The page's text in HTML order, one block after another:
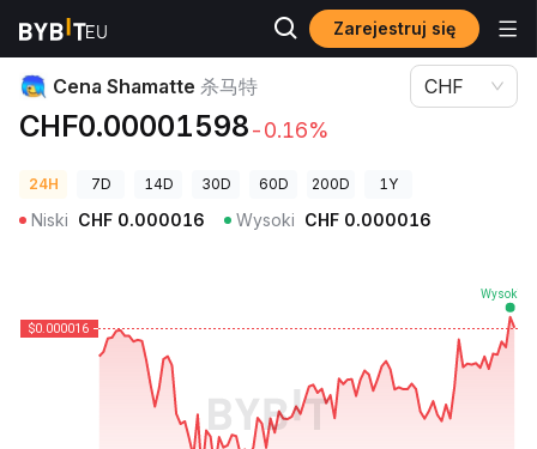
Zarejestruj się
Ceny kryptowalut Cena Shamatte 杀马特
Cena Shamatte 杀马特
CHF0.00001598-0.16%
CHF
24H 7D 14D 30D 60D 200D 1Y
Niski CHF 0.000016 Wysoki CHF 0.000016